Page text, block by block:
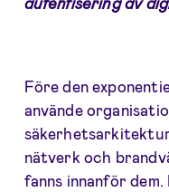
Före den
använde
nätverk och
fanns innanför dem.